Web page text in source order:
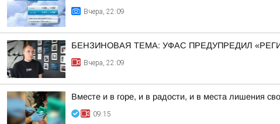
Вчера, 22:09
БЕНЗИНОВАЯ ТЕМА: УФАС ПРЕДУПРЕДИЛ
Вчера, 22:09
Вместе и в горе, и в радости, и в места лишения
09:15